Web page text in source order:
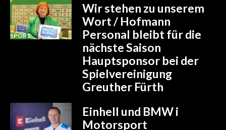
SPORT
Wir stehen zu unserem
Wort / Hofmann
Personal bleibt für die
nächste Saison
Hauptsponsor bei der
Spielvereinigung
Greuther Fürth
Einhell und BMW i
Motorsport